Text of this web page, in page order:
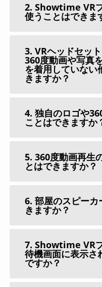
2. Showtime VR
使うことはできま
3. VRヘッドセッ
360度動画や写真
を着用していない
きますか？
4. 独自のロゴや
ことはできますか
5. 360度動画再生
とはできますか？
6. 部屋のスピー
きますか？
7. Showtime VR
待機画面に表示さ
ですか？